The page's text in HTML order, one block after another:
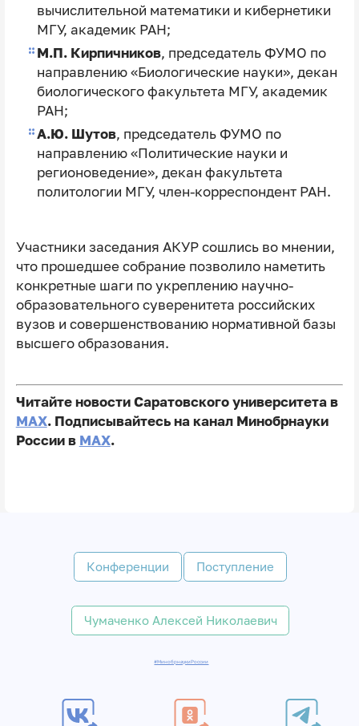
вычислительной математики и кибернетики
МГУ, академик РАН;
М.П. Кирпичников, председатель ФУМО по
направлению «Биологические науки», декан
биологического факультета МГУ, академик
РАН;
А.Ю. Шутов, председатель ФУМО по
направлению «Политические науки и
регионоведение», декан факультета
политологии МГУ, член-корреспондент РАН.
Участники заседания АКУР сошлись во мнении,
что прошедшее собрание позволило наметить
конкретные шаги по укреплению научно-
образовательного суверенитета российских
вузов и совершенствованию нормативной базы
высшего образования.
Читайте новости Саратовского университета в
MAX. Подписывайтесь на канал Минобрнауки
России в MAX.
Конференции Поступление
Чумаченко Алексей Николаевич
#МинобрнаукиРоссии